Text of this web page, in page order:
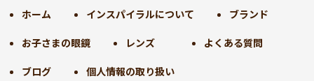
2024年9月(30)
2024年7月(31)
2024年6月(30)
ホーム インスパイラルについて ブランド
お子さまの眼鏡 レンズ よくある質問
ブログ 個人情報の取り扱い